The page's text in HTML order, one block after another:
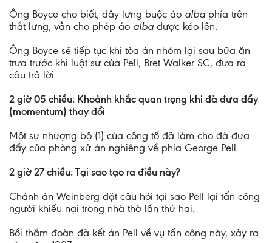
Ông Boyce cho biết, dây lưng buộc áo alba phía trên
thắt lưng, vẫn cho phép áo alba được kéo lên.
Ông Boyce sẽ tiếp tục khi tòa án nhóm lại sau bữa ăn
trưa trước khi luật sư của Pell, Bret Walker SC, đưa ra
câu trả lời.
2 giờ 05 chiều: Khoảnh khắc quan trọng khi đà đưa đẩy
(momentum) thay đổi
Một sự nhượng bộ (1) của công tố đã làm cho đà đưa
đẩy của phòng xử án nghiêng về phía George Pell.
2 giờ 27 chiều: Tại sao tạo ra điều này?
Chánh án Weinberg đặt câu hỏi tại sao Pell lại tấn công
người khiếu nại trong nhà thờ lần thứ hai.
Bồi thẩm đoàn đã kết án Pell về vụ tấn công này, xảy ra